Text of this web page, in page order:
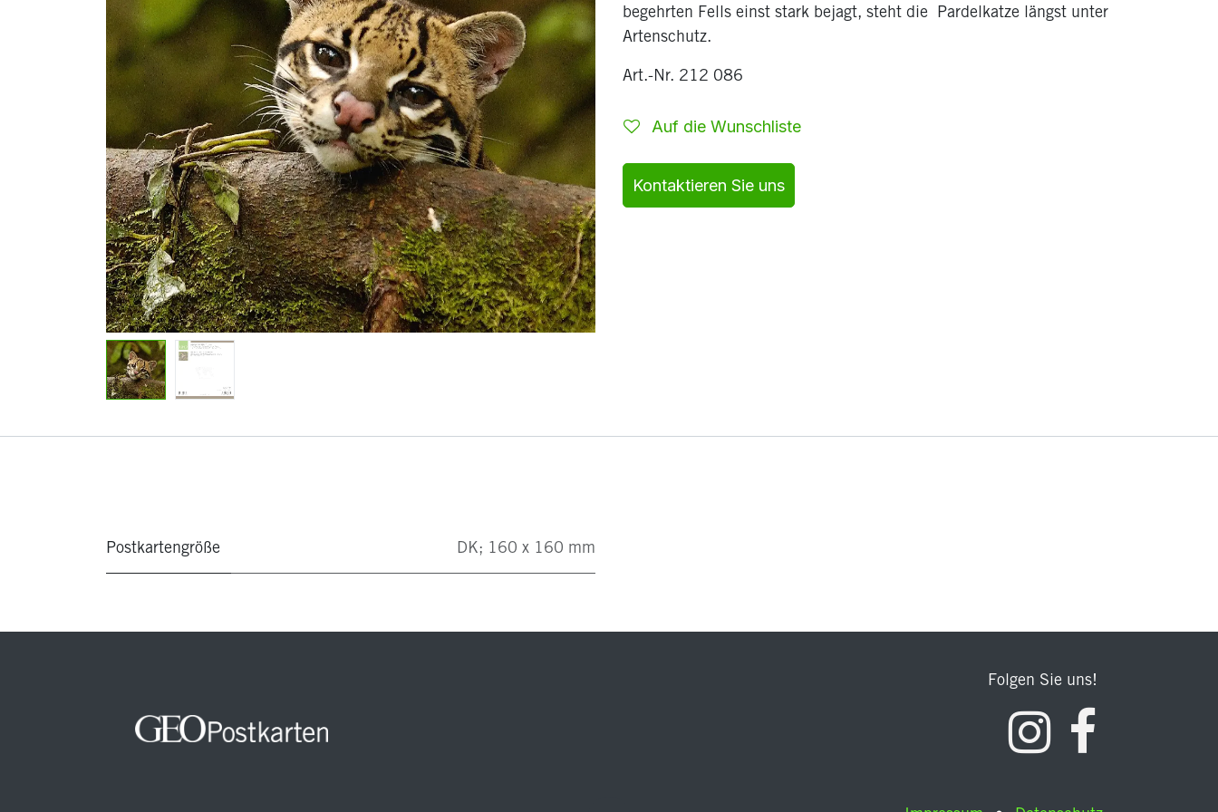
begehrten Fells einst stark bejagt, steht die ­ Pardelkatze längst unter
Artenschutz.
Art.-Nr. 212 086
Auf die Wunschliste
Kontaktieren Sie uns
Postkartengröße DK; 160 x 160 mm
Folgen Sie uns!